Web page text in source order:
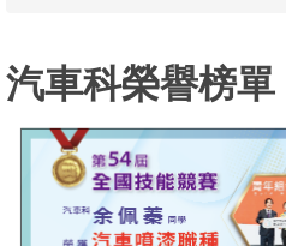
汽車科榮譽榜單